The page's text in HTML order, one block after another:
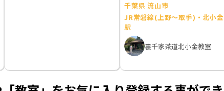
千葉県 流山市
JR常磐線(上野～取手)・北小金
駅
裏千家茶道北小金教室